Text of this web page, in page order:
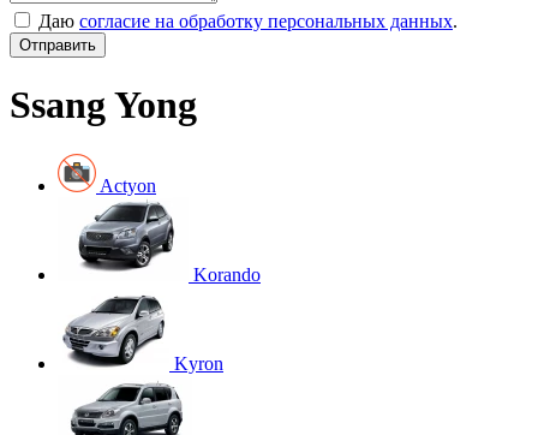
Даю согласие на обработку персональных данных.
Отправить
Ssang Yong
Actyon
Korando
Kyron